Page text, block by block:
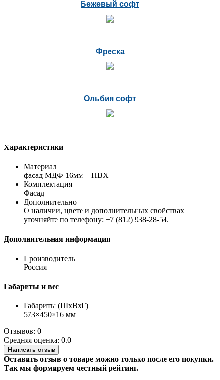
Бежевый софт
Фреска
Ольбия софт
Характеристики
Материал
фасад МДФ 16мм + ПВХ
Комплектация
Фасад
Дополнительно
О наличии, цвете и дополнительных свойствах
уточняйте по телефону: +7 (812) 938-28-54.
Дополнительная информация
Производитель
Россия
Габариты и вес
Габариты (ШхВхГ)
573×450×16 мм
Отзывов: 0
Средняя оценка: 0.0
Написать отзыв
Оставить отзыв о товаре можно только после его покупки.
Так мы формируем честный рейтинг.